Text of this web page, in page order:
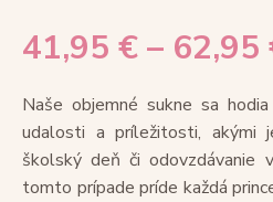
41,95 €– 62,95
Naše objemné sukne sa
udalosti a príležitosti, akými
školský deň či odovzdávanie
tomto prípade príde každá